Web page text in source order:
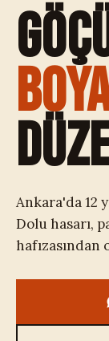
Ankara'da 12
Dolu hasarı,
hafızasından